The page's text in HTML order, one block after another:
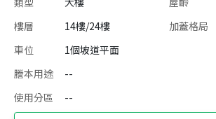
樓層
14樓/24樓 加蓋格局
車位
1個坡道平面
謄本用途
--
使用分區
--